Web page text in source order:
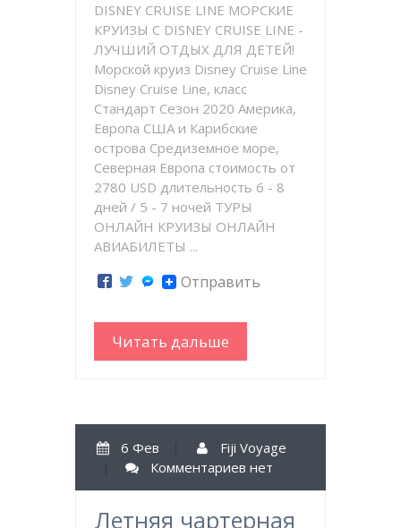
DISNEY CRUISE LINE МОРСКИЕ
КРУИЗЫ С DISNEY CRUISE LINE -
ЛУЧШИЙ ОТДЫХ ДЛЯ ДЕТЕЙ!
Морской круиз Disney Cruise Line
Disney Cruise Line, класс
Стандарт Сезон 2020 Америка,
Европа США и Карибские
острова Средиземное море,
Северная Европа стоимость от
2780 USD длительность 6 - 8
дней / 5 - 7 ночей ТУРЫ
ОНЛАЙН КРУИЗЫ ОНЛАЙН
АВИАБИЛЕТЫ ...
Отправить
Читать дальше
6 Фев
Fiji Voyage
Комментариев нет
Летняя чартерная